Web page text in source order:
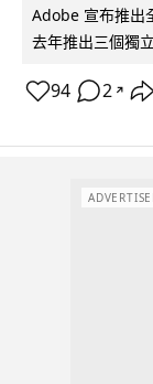
Adobe 宣布推出
去年推出三個獨
94 2 ↗